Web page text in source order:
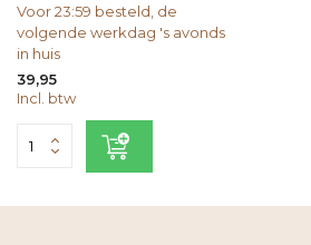
Voor 23:59 besteld, de
volgende werkdag 's avonds
in huis
39,95
Incl. btw